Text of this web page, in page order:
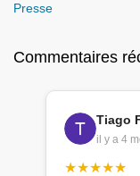
Presse
Commentaires
Tiago
il y a 4
★★★★★